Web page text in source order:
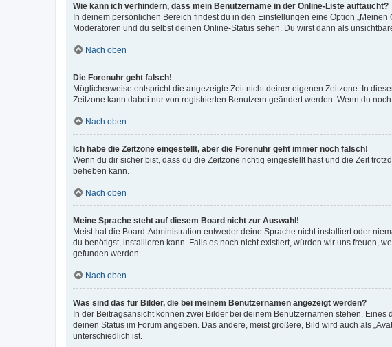
Wie kann ich verhindern, dass mein Benutzername in der Online-Liste auftaucht?
In deinem persönlichen Bereich findest du in den Einstellungen eine Option
Moderatoren und du selbst deinen Online-Status sehen. Du wirst dann als
Nach oben
Die Forenuhr geht falsch!
Möglicherweise entspricht die angezeigte Zeit nicht deiner eigenen Zeitzone. In
Zeitzone kann dabei nur von registrierten Benutzern geändert werden. Wenn du
Nach oben
Ich habe die Zeitzone eingestellt, aber die Forenuhr geht immer noch falsch!
Wenn du dir sicher bist, dass du die Zeitzone richtig eingestellt hast und die Zeit
beheben kann.
Nach oben
Meine Sprache steht auf diesem Board nicht zur Auswahl!
Meist hat die Board-Administration entweder deine Sprache nicht installiert oder
du benötigst, installieren kann. Falls es noch nicht existiert, würden wir uns freuen,
gefunden werden.
Nach oben
Was sind das für Bilder, die bei meinem Benutzernamen angezeigt werden?
In der Beitragsansicht können zwei Bilder bei deinem Benutzernamen stehen.
deinen Status im Forum angeben. Das andere, meist größere, Bild wird auch als
unterschiedlich ist.